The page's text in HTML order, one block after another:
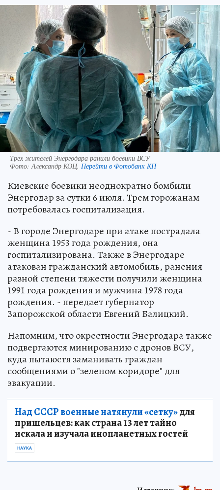
Трех жителей Энергодара ранили боевики ВСУ
Фото:Александр КОЦ. Перейти в Фотобанк КП
Киевские боевики неоднократно бомбили
Энергодар за сутки 6 июля. Трем горожанам
потребовалась госпитализация.
- В городе Энергодаре при атаке пострадала
женщина 1953 года рождения, она
госпитализирована. Также в Энергодаре
атакован гражданский автомобиль, ранения
разной степени тяжести получили женщина
1991 года рождения и мужчина 1978 года
рождения. - передает губернатор
Запорожской области Евгений Балицкий.
Напомним, что окрестности Энергодара также
подвергаются минированию с дронов ВСУ,
куда пытаюстя заманивать граждан
сообщениями о "зеленом коридоре" для
эвакуации.
Над СССР военные натянули «сетку»для
пришельцев: как страна 13 лет тайно
искала и изучала инопланетных гостей
НАУКА